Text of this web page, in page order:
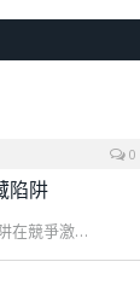
0
陷阱
在競爭激…